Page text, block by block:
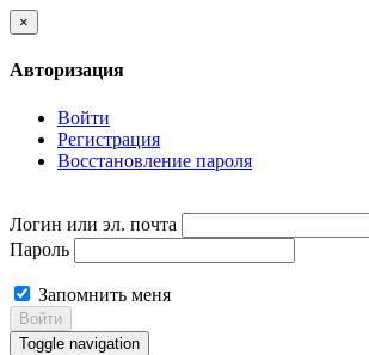
×
Авторизация
Войти
Регистрация
Восстановление пароля
Логин или эл. почта
Пароль
Запомнить меня
Войти
Toggle navigation